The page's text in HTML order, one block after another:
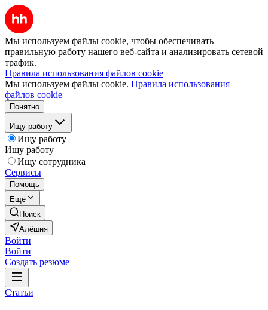
Мы используем файлы cookie, чтобы обеспечивать
правильную работу нашего веб-сайта и анализировать сетевой
трафик.
Правила использования файлов cookie
Мы используем файлы cookie. Правила использования
файлов cookie
Понятно
Ищу работу
Ищу работу
Ищу работу
Ищу сотрудника
Сервисы
Помощь
Ещё
Поиск
Алёшня
Войти
Войти
Создать резюме
Статьи